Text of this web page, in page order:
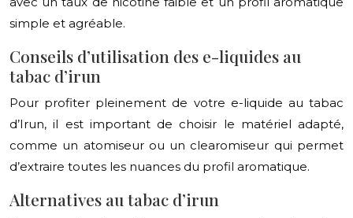
simple et agréable.
Conseils d’utilisation des e-liquides au
tabac d’irun
Pour profiter pleinement de votre e-liquide au tabac
d’Irun, il est important de choisir le matériel adapté,
comme un atomiseur ou un clearomiseur qui permet
d’extraire toutes les nuances du profil aromatique.
Alternatives au tabac d’irun